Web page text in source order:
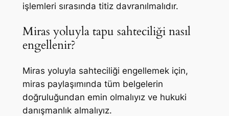
işlemleri sırasında titiz davranılmalıdır.
Miras yoluyla tapu sahteciliği nasıl
engellenir?
Miras yoluyla sahteciliği engellemek için,
miras paylaşımında tüm belgelerin
doğruluğundan emin olmalıyız ve hukuki
danışmanlık almalıyız.